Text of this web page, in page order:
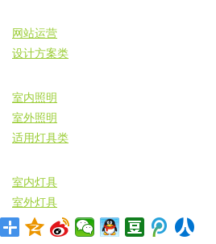
网站运营
设计方案类
室内照明
室外照明
适用灯具类
室内灯具
室外灯具